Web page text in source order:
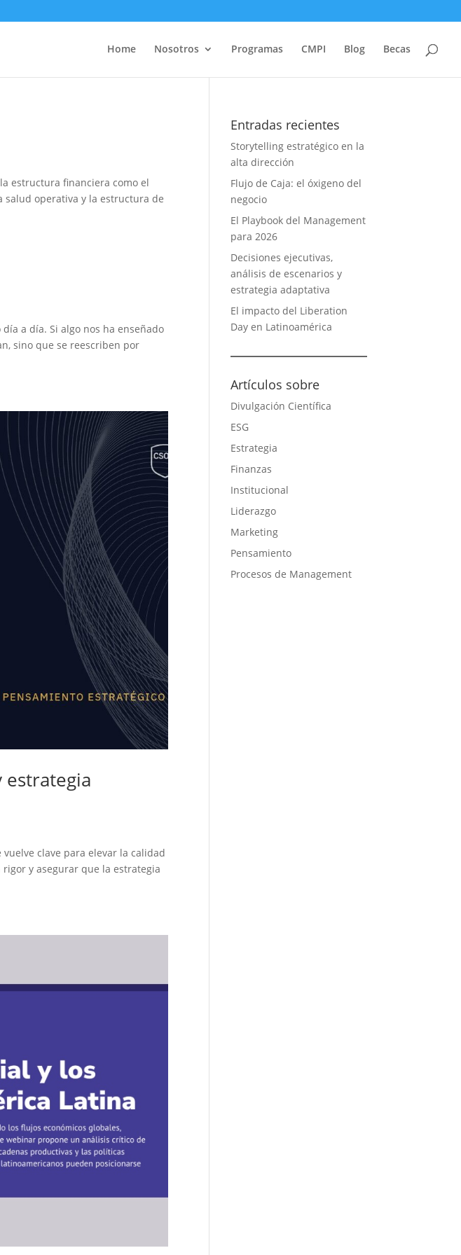
Home Nosotros Programas CMPI Blog Becas
estructura financiera como el
salud operativa y la estructura de
a día. Si algo nos ha enseñado
sino que se reescriben por
estrategia
clave para elevar la calidad
y asegurar que la estrategia
Entradas recientes
Storytelling estratégico en la
alta dirección
Flujo de Caja: el óxigeno del
negocio
El Playbook del Management
para 2026
Decisiones ejecutivas,
análisis de escenarios y
estrategia adaptativa
El impacto del Liberation
Day en Latinoamérica
Artículos sobre
Divulgación Científica
ESG
Estrategia
Finanzas
Institucional
Liderazgo
Marketing
Pensamiento
Procesos de Management